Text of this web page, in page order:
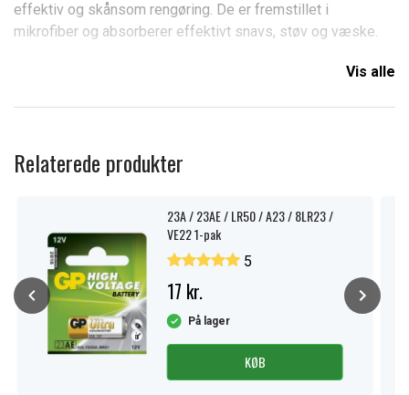
effektiv og skånsom rengøring. De er fremstillet i
mikrofiber og absorberer effektivt snavs, støv og væske.
De er nemme at montere og kan vaskes og genbruges flere
Mikrofiber
Effektiv rengøring
Skånsom mod gulve
Vaskbare og genanvendelige
Nem installation
Kompatibilitet:
Vis alle
Relaterede produkter
23A / 23AE / LR50 / A23 / 8LR23 /
VE22 1-pak
5
17 kr.
På lager
KØB